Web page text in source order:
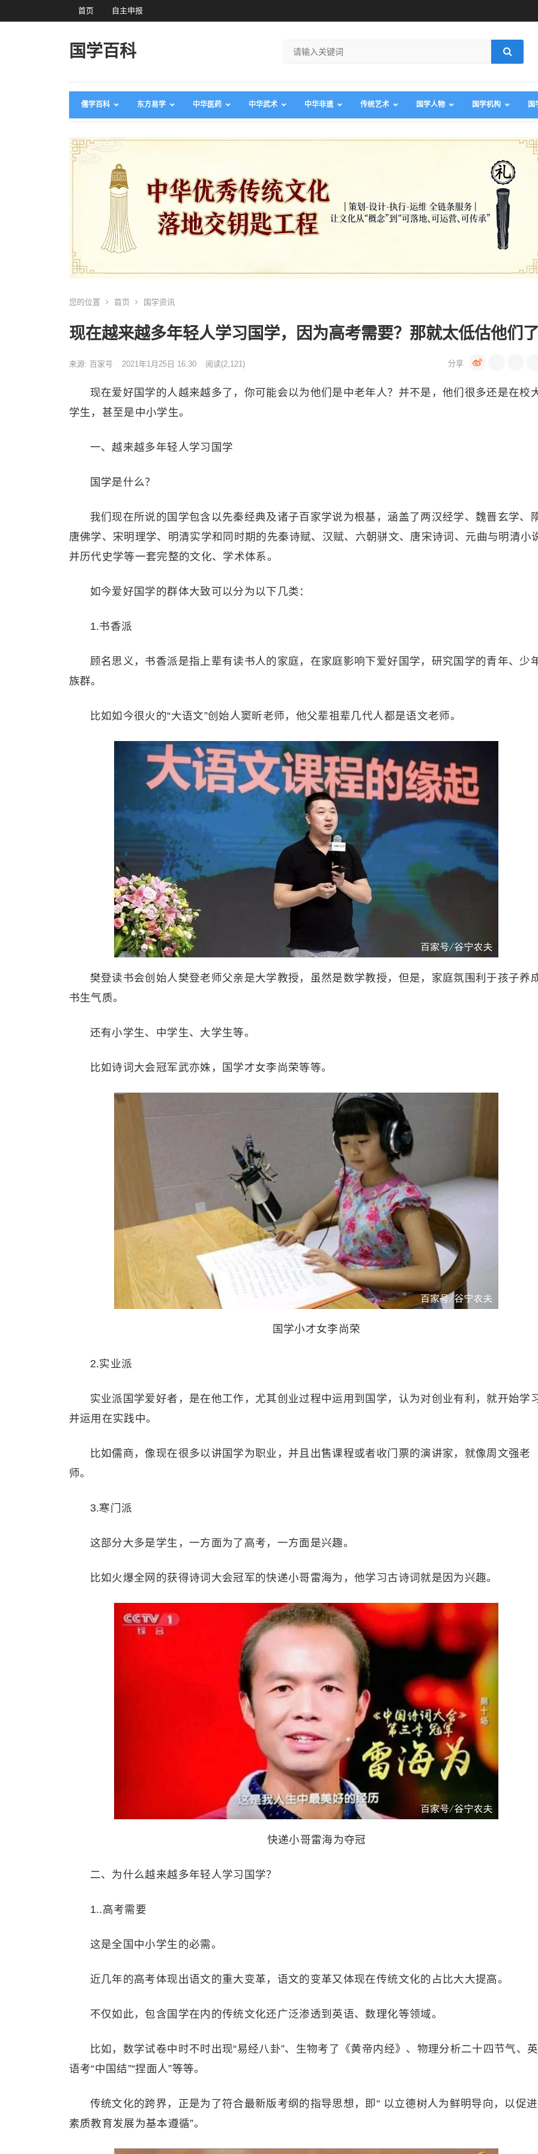
首页 自主申报
国学百科
儒学百科 东方易学 中华医药 中华武术 中华非遗 传统艺术 国学人物 国学机构 国
您的位置 首页 国学资讯
现在越来越多年轻人学习国学，因为高考需要？那就太低估他们
来源: 百家号 2021年1月25日 16:30 阅读(2,121)
现在爱好国学的人越来越多了，你可能会以为他们是中老年人？并不是，他们很多还是在校
学生，甚至是中小学生。
一、越来越多年轻人学习国学
国学是什么？
我们现在所说的国学包含以先秦经典及诸子百家学说为根基，涵盖了两汉经学、魏晋玄学、
唐佛学、宋明理学、明清实学和同时期的先秦诗赋、汉赋、六朝骈文、唐宋诗词、元曲与明清小
并历代史学等一套完整的文化、学术体系。
如今爱好国学的群体大致可以分为以下几类：
1.书香派
顾名思义，书香派是指上辈有读书人的家庭，在家庭影响下爱好国学，研究国学的青年、少
族群。
比如如今很火的“大语文”创始人窦昕老师，他父辈祖辈几代人都是语文老师。
樊登读书会创始人樊登老师父亲是大学教授，虽然是数学教授，但是，家庭氛围利于孩子养
书生气质。
还有小学生、中学生、大学生等。
比如诗词大会冠军武亦姝，国学才女李尚荣等等。
国学小才女李尚荣
2.实业派
实业派国学爱好者，是在他工作，尤其创业过程中运用到国学，认为对创业有利，就开始学
并运用在实践中。
比如儒商，像现在很多以讲国学为职业，并且出售课程或者收门票的演讲家，就像周文强老
师。
3.寒门派
这部分大多是学生，一方面为了高考，一方面是兴趣。
比如火爆全网的获得诗词大会冠军的快递小哥雷海为，他学习古诗词就是因为兴趣。
快递小哥雷海为夺冠
二、为什么越来越多年轻人学习国学？
1..高考需要
这是全国中小学生的必需。
近几年的高考体现出语文的重大变革，语文的变革又体现在传统文化的占比大大提高。
不仅如此，包含国学在内的传统文化还广泛渗透到英语、数理化等领域。
比如，数学试卷中时不时出现“易经八卦”、生物考了《黄帝内经》、物理分析二十四节气、英
语考“中国结”“捏面人”等等。
传统文化的跨界，正是为了符合最新版考纲的指导思想，即“ 以立德树人为鲜明导向，以促进
素质教育发展为基本遵循”。